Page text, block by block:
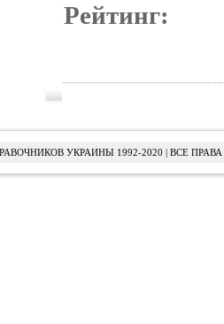
Рейтинг:
УКРАИНЫ 1992-2020 | ВСЕ